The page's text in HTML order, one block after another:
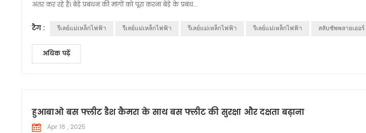
अंतर कर रहे हैं। बेड़े प्रबंधन की मांगों को पूरा करना बेड़े के प्रबंध...
टैग : รีเลย์แม่เหล็กไฟฟ้า รีเลย์แม่เหล็กไฟฟ้า รีเลย์แม่เหล็กไฟฟ้า รีเลย์แม่เหล็กไฟฟ้า สลับซัพพลายเออร์
अधिक पढ़ें
हुआबाओ बस फ्लीट डैश कैमरा के साथ बस फ्लीट की सुरक्षा और दक्षता बढ़ाना
Apr 18 , 2025